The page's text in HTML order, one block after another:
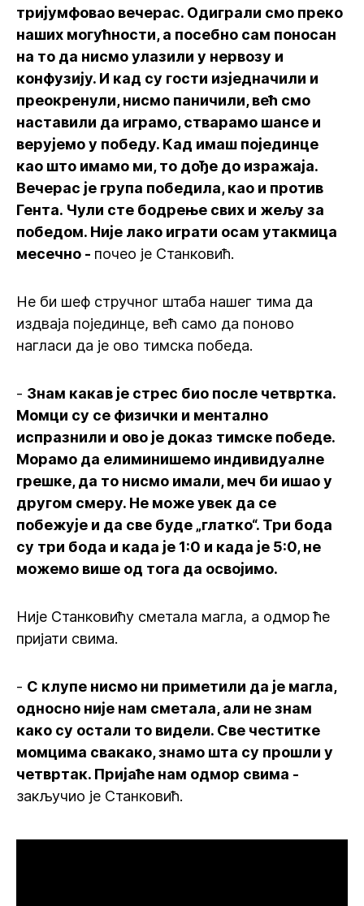
тријумфовао вечерас. Одиграли смо преко
наших могућности, а посебно сам поносан
на то да нисмо улазили у нервозу и
конфузију. И кад су гости изједначили и
преокренули, нисмо паничили, већ смо
наставили да играмо, стварамо шансе и
верујемо у победу. Кад имаш појединце
као што имамо ми, то дође до изражаја.
Вечерас је група победила, као и против
Гента. Чули сте бодрење свих и жељу за
победом. Није лако играти осам утакмица
месечно - почео је Станковић.
Не би шеф стручног штаба нашег тима да
издваја појединце, већ само да поново
нагласи да је ово тимска победа.
- Знам какав је стрес био после четвртка.
Момци су се физички и ментално
испразнили и ово је доказ тимске победе.
Морамо да елиминишемо индивидуалне
грешке, да то нисмо имали, меч би ишао у
другом смеру. Не може увек да се
побежује и да све буде „глатко“. Три бода
су три бода и када је 1:0 и када је 5:0, не
можемо више од тога да освојимо.
Није Станковићу сметала магла, а одмор ће
пријати свима.
- С клупе нисмо ни приметили да је магла,
односно није нам сметала, али не знам
како су остали то видели. Све честитке
момцима свакако, знамо шта су прошли у
четвртак. Пријаће нам одмор свима -
закључио је Станковић.